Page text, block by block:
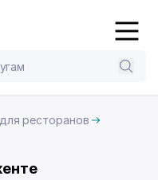
ресторанов